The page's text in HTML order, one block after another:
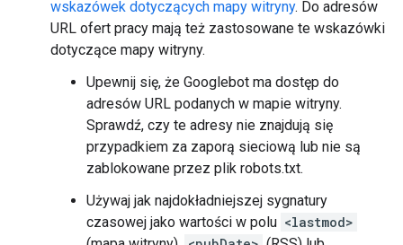
wskazówek dotyczących mapy witryny. Do adresów
URL ofert pracy mają też zastosowane te wskazówki
dotyczące mapy witryny.
Upewnij się, że Googlebot ma dostęp do
adresów URL podanych w mapie witryny.
Sprawdź, czy te adresy nie znajdują się
przypadkiem za zaporą sieciową lub nie są
zablokowane przez plik robots.txt.
Używaj jak najdokładniejszej sygnatury
czasowej jako wartości w polu <lastmod>